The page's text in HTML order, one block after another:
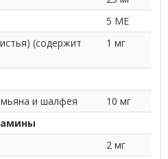
5 МЕ
(содержит
1 мг
и шалфея
10 мг
2 мг